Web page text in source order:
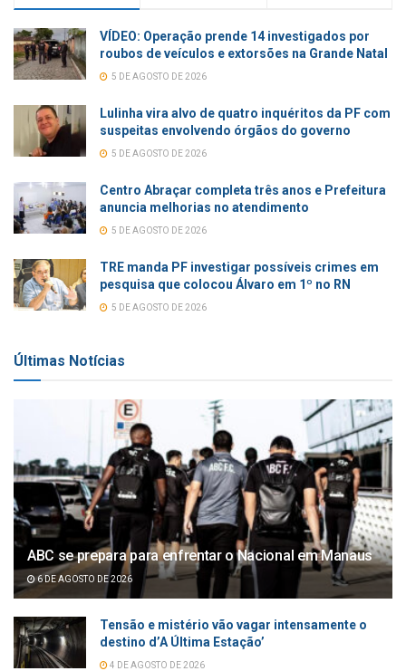
VÍDEO: Operação prende 14 investigados por
roubos de veículos e extorsões na Grande Natal
5 DE AGOSTO DE 2026
Lulinha vira alvo de quatro inquéritos da PF com
suspeitas envolvendo órgãos do governo
5 DE AGOSTO DE 2026
Centro Abraçar completa três anos e Prefeitura
anuncia melhorias no atendimento
5 DE AGOSTO DE 2026
TRE manda PF investigar possíveis crimes em
pesquisa que colocou Álvaro em 1º no RN
5 DE AGOSTO DE 2026
Últimas Notícias
ABC se prepara para enfrentar o Nacional em Manaus
6 DE AGOSTO DE 2026
Tensão e mistério vão vagar intensamente o
destino d’A Última Estação’
4 DE AGOSTO DE 2026